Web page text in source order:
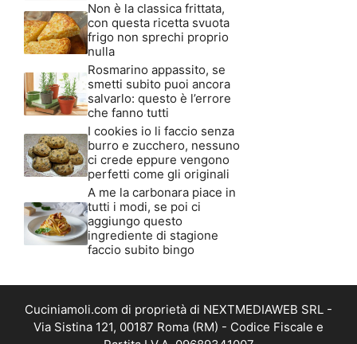
Non è la classica frittata,
con questa ricetta svuota
frigo non sprechi proprio
nulla
Rosmarino appassito, se
smetti subito puoi ancora
salvarlo: questo è l’errore
che fanno tutti
I cookies io li faccio senza
burro e zucchero, nessuno
ci crede eppure vengono
perfetti come gli originali
A me la carbonara piace in
tutti i modi, se poi ci
aggiungo questo
ingrediente di stagione
faccio subito bingo
Cuciniamoli.com di proprietà di NEXTMEDIAWEB SRL -
Via Sistina 121, 00187 Roma (RM) - Codice Fiscale e